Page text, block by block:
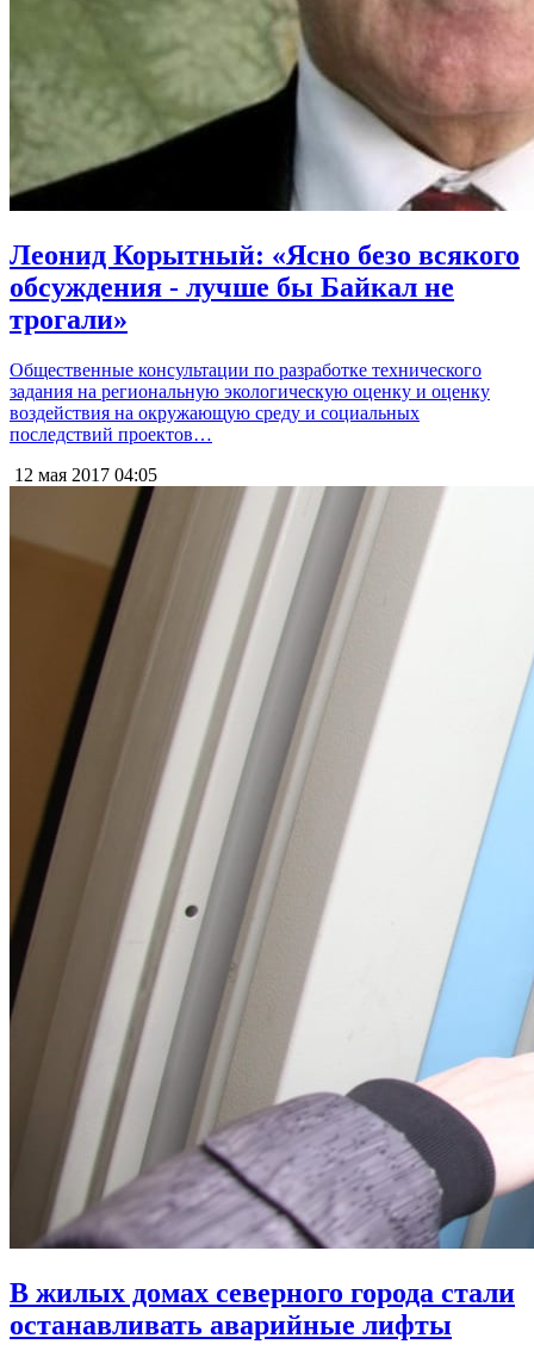
Леонид Корытный: «Ясно безо всякого
обсуждения - лучше бы Байкал не
трогали»
Общественные консультации по разработке технического
задания на региональную экологическую оценку и оценку
воздействия на окружающую среду и социальных
последствий проектов…
12 мая 2017 04:05
В жилых домах северного города стали
останавливать аварийные лифты